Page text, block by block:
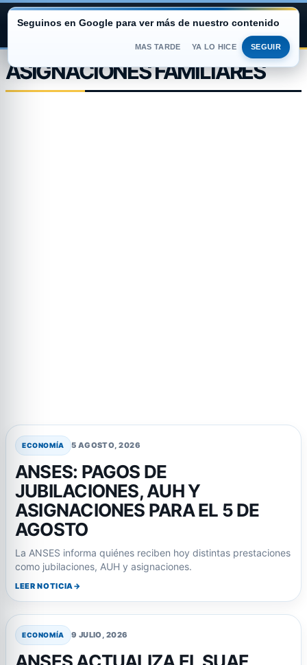
al
contenido
ARGENTINA PORTAL
ASIGNACIONES FAMILIARES
ECONOMÍA 5 AGOSTO, 2026
ANSES: PAGOS DE
JUBILACIONES, AUH Y
ASIGNACIONES PARA EL 5 DE
AGOSTO
La ANSES informa quiénes reciben hoy distintas prestaciones
como jubilaciones, AUH y asignaciones.
LEER NOTICIA
ECONOMÍA 9 JULIO, 2026
Seguinos en Google para ver más de nuestro contenido
MAS TARDE YA LO HICE SEGUIR